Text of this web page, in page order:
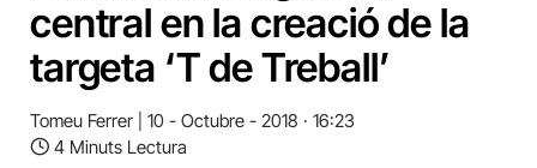
central en la creació de la
targeta ‘T de Treball’
Tomeu Ferrer
10 - Octubre - 2018 · 16:23
4 Minuts Lectura